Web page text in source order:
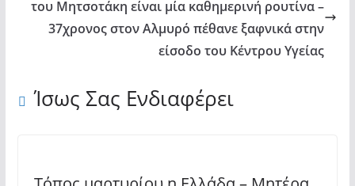
του Μητσοτάκη είναι μία καθημερινή ρουτίνα –
37χρονος στον Αλμυρό πέθανε ξαφνικά στην
είσοδο του Κέντρου Υγείας
Ίσως Σας Ενδιαφέρει